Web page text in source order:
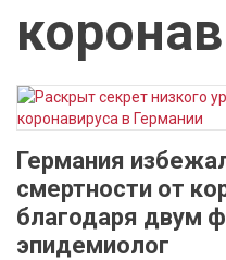
Германия
смертности от
благодаря двум
эпидемиолог